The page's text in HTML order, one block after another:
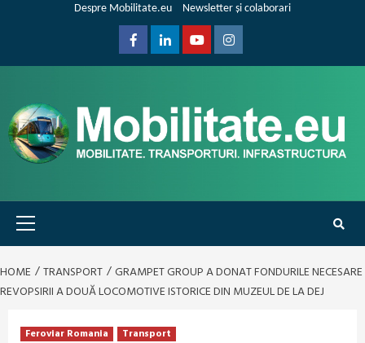
Despre Mobilitate.eu Newsletter și colaborari
FacebookLinkedinYoutubeInstagram
Primary
Menu
HOME TRANSPORT
GRAMPET GROUP A DONAT FONDURILE NECESARE
REVOPSIRII A DOUĂ LOCOMOTIVE ISTORICE DIN MUZEUL DE LA DEJ
Feroviar Romania Transport